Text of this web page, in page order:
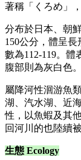
著稱「くろめ」
分布於日本、朝
150公分，體呈
數為112-119。體
腹部則為灰白色。
屬降河性洄游魚
湖、汽水湖、近
性，以魚蝦及其
回河川的也陸續被
生態 Ecology